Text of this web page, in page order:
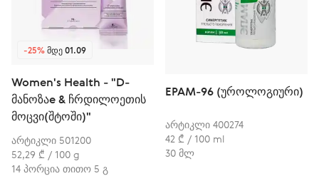
-25%ᲛᲓᲔ 01.09
Women's Health - "D-
მანოზაe & ჩრდილოეთის
მოცვი(შტოში)"
არტიკლი 501200
52,29 ₾ / 100 g
14 პორცია თითო 5 გ
EPAM-96 (უროლოგიური)
არტიკლი 400274
42 ₾ / 100 ml
30 მლ